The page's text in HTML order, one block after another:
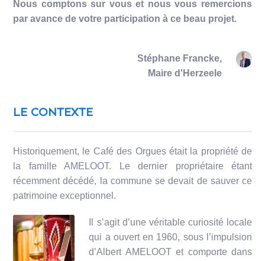
Nous comptons sur vous et nous vous remercions
par avance de votre participation à ce beau projet.
Stéphane Francke,
Maire d'Herzeele
LE CONTEXTE
Historiquement, le Café des Orgues était la propriété de
la famille AMELOOT. Le dernier propriétaire étant
récemment décédé, la commune se devait de sauver ce
patrimoine exceptionnel.
Il s’agit d’une véritable curiosité locale
qui a ouvert en 1960, sous l’impulsion
d’Albert AMELOOT et comporte dans